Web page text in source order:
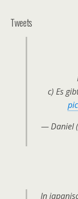
Tweets
c) Es
— Daniel
In